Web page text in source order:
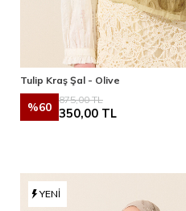
Tulip Kraş Şal - Olive
%60
875,00TL
350,00 TL
YENI